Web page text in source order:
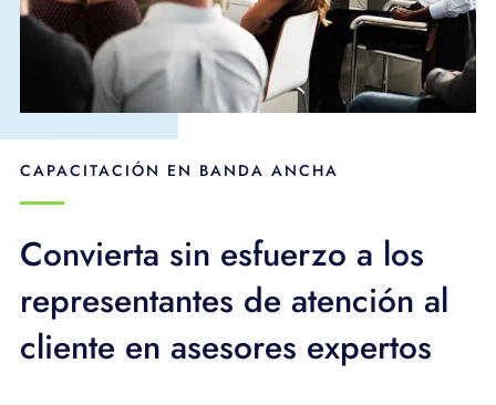
CAPACITACIÓN EN BANDA ANCHA
Convierta sin esfuerzo a los
representantes de atención al
cliente en asesores expertos